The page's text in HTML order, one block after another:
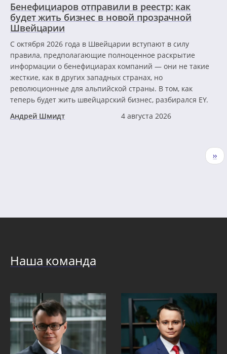
Бенефициаров отправили в реестр: как
будет жить бизнес в новой прозрачной
Швейцарии
С октября 2026 года в Швейцарии вступают в силу
правила, предполагающие полноценное раскрытие
информации о бенефициарах компаний — они не такие
жесткие, как в других западных странах, но
революционные для альпийской страны. В том, как
теперь будет жить швейцарский бизнес, разбирался EY.
Андрей Шмидт
4 августа 2026
››
Наша команда